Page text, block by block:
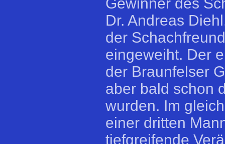
Dr. Andreas
der
eingeweiht. Der
der Braunfelser
aber bald schon
wurden. Im
einer dritten
tiefgreifende